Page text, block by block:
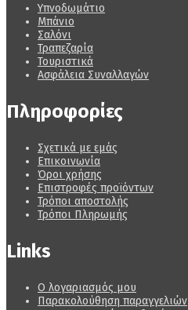
Υπνοδωμάτιο
Μπάνιο
Σαλόνι
Τραπεζαρία
Τουριστικά
Ασφάλεια Συναλλαγών
Πληροφορίες
Σχετικά με εμάς
Επικοινωνία
Όροι χρήσης
Επιστροφές προϊόντων
Τρόποι αποστολής
Τρόποι Πληρωμής
Links
Ο λογαριασμός μου
Παρακολούθηση παραγγελιών